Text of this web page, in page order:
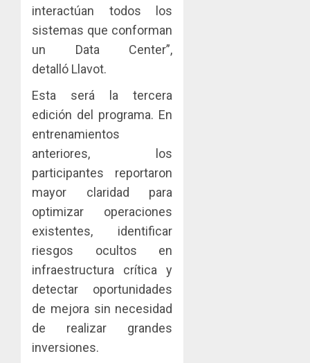
interactúan todos los
sistemas que conforman
un Data Center”,
detalló Llavot.
Esta será la tercera
edición del programa. En
entrenamientos
anteriores, los
participantes reportaron
mayor claridad para
optimizar operaciones
existentes, identificar
riesgos ocultos en
infraestructura crítica y
detectar oportunidades
de mejora sin necesidad
de realizar grandes
inversiones.